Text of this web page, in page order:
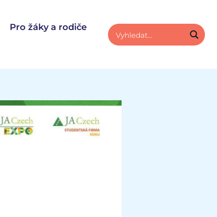
Pro žáky a rodiče